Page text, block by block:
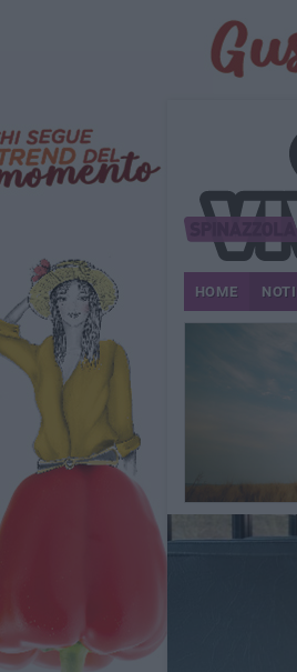
HOME